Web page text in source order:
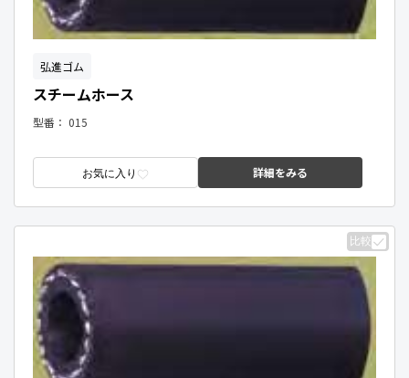
弘進ゴム
スチームホース
型番： 015
お気に入り 詳細をみる
比較